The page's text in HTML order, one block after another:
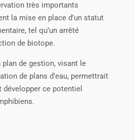
très importants
la mise en place d’un statut
tel qu’un arrêté
de biotope.
plan de gestion, visant le
de plans d’eau, permettrait
développer ce potentiel